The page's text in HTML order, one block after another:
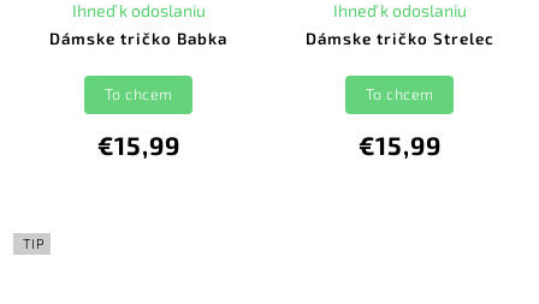
Dámske tričko Babka
Ihneď k odoslaniu
€15,99
To chcem
Dámske tričko Strelec
Ihneď k odoslaniu
€15,99
To chcem
TIP